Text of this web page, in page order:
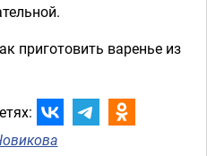
приготовить варенье из